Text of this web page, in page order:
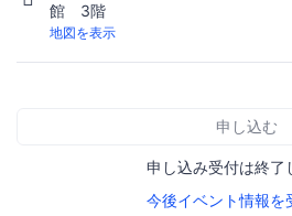
館 3階
地図を表示
申し込む
申し込み受付は終了
今後イベント情報を